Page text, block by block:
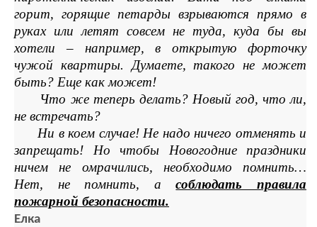
горит, горящие петарды взрываются прямо в
руках или летят совсем не туда, куда бы вы
хотели – например, в открытую форточку
чужой квартиры. Думаете, такого не может
быть? Еще как может!
Что же теперь делать? Новый год, что ли,
не встречать?
Ни в коем случае! Не надо ничего отменять и
запрещать! Но чтобы Новогодние праздники
ничем не омрачились, необходимо помнить…
Нет, не помнить, асоблюдать правила
пожарной безопасности.
Елка